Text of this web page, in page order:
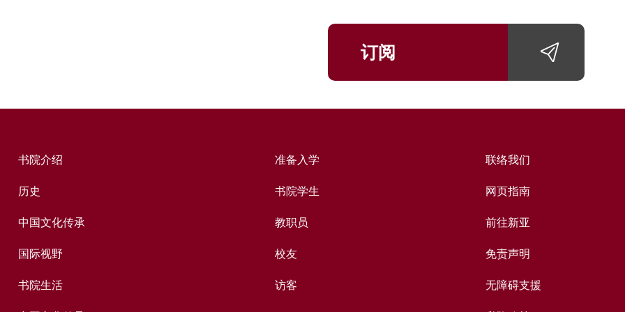
订阅
书院介绍
历史
中国文化传承
国际视野
书院生活
准备入学
书院学生
教职员
校友
访客
联络我们
网页指南
前往新亚
免责声明
无障碍支援